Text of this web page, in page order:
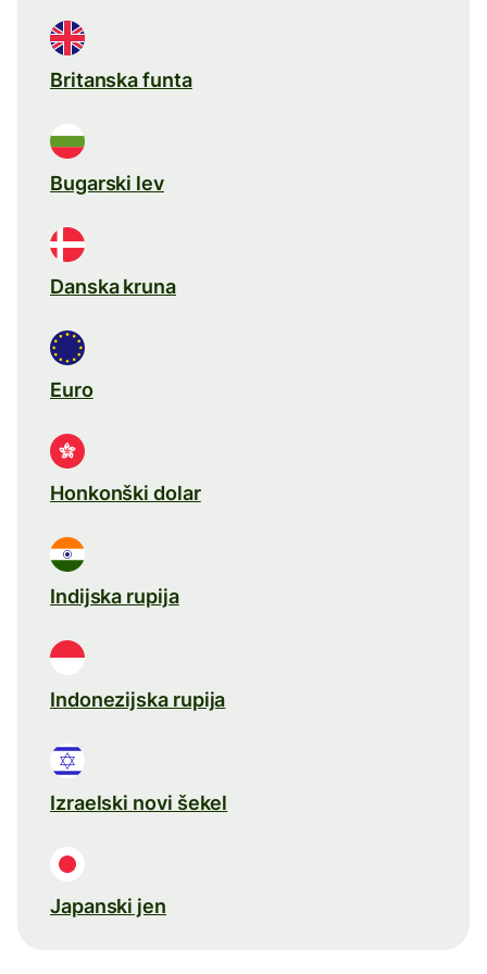
Britanska funta
Bugarski lev
Danska kruna
Euro
Honkonški dolar
Indijska rupija
Indonezijska rupija
Izraelski novi šekel
Japanski jen